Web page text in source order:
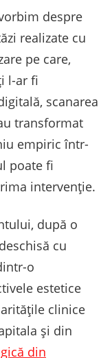
despre
realizate cu
pe care,
l-ar fi
scanarea
transformat
empiric într-
poate fi
intervenție.
după o
cu
o
estetice
clinice
și din
din